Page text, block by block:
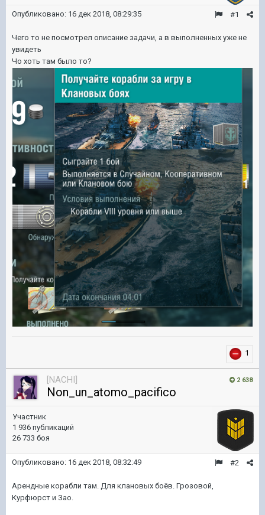
#1
Опубликовано: 16 дек 2018, 08:29:35
Чего то не посмотрел описание задачи, а в выполненных уже не
увидеть
Чо хоть там было то?
1
2 638
[NACHI]
Non_un_atomo_pacifico
Участник
1 936 публикаций
26 733 боя
#2
Опубликовано: 16 дек 2018, 08:32:49
Арендные корабли там. Для клановых боёв. Грозовой,
Курфюрст и Зао.